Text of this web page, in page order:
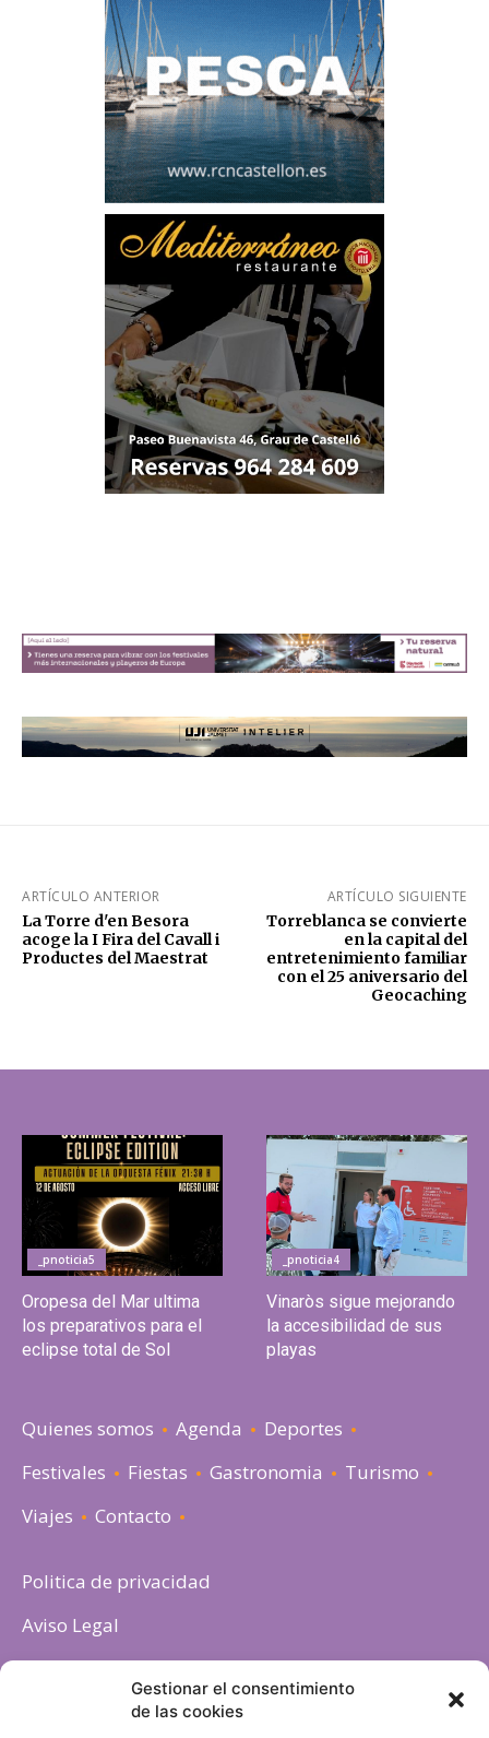
Gestionar el consentimiento
de las cookies
ARTÍCULO ANTERIOR
La Torre d'en Besora
acoge la I Fira del Cavall i
Productes del Maestrat
ARTÍCULO SIGUIENTE
Torreblanca se convierte
en la capital del
entretenimiento familiar
con el 25 aniversario del
Geocaching
_pnoticia5
Oropesa del Mar ultima
los preparativos para el
eclipse total de Sol
_pnoticia4
Vinaròs sigue mejorando
la accesibilidad de sus
playas
Quienes somos Agenda
Deportes
Festivales
Fiestas Gastronomia
Turismo
Viajes
Contacto
Politica de privacidad
Aviso Legal
Política de cookies